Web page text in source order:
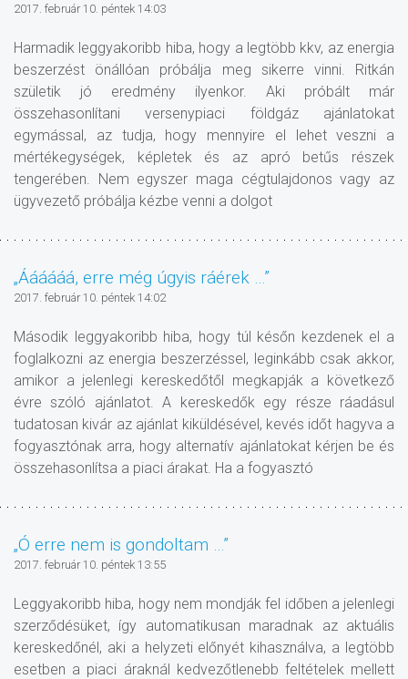
2017. február 10. péntek 14:03
Harmadik leggyakoribb hiba, hogy a legtöbb kkv, az energia
beszerzést önállóan próbálja meg sikerre vinni. Ritkán
születik jó eredmény ilyenkor. Aki próbált már
összehasonlítani versenypiaci földgáz ajánlatokat
egymással, az tudja, hogy mennyire el lehet veszni a
mértékegységek, képletek és az apró betűs részek
tengerében. Nem egyszer maga cégtulajdonos vagy az
ügyvezető próbálja kézbe venni a dolgot
„Áááááá, erre még úgyis ráérek …”
2017. február 10. péntek 14:02
Második leggyakoribb hiba, hogy túl későn kezdenek el a
foglalkozni az energia beszerzéssel, leginkább csak akkor,
amikor a jelenlegi kereskedőtől megkapják a következő
évre szóló ajánlatot. A kereskedők egy része ráadásul
tudatosan kivár az ajánlat kiküldésével, kevés időt hagyva a
fogyasztónak arra, hogy alternatív ajánlatokat kérjen be és
összehasonlítsa a piaci árakat. Ha a fogyasztó
„Ó erre nem is gondoltam …”
2017. február 10. péntek 13:55
Leggyakoribb hiba, hogy nem mondják fel időben a jelenlegi
szerződésüket, így automatikusan maradnak az aktuális
kereskedőnél, aki a helyzeti előnyét kihasználva, a legtöbb
esetben a piaci áraknál kedvezőtlenebb feltételek mellett